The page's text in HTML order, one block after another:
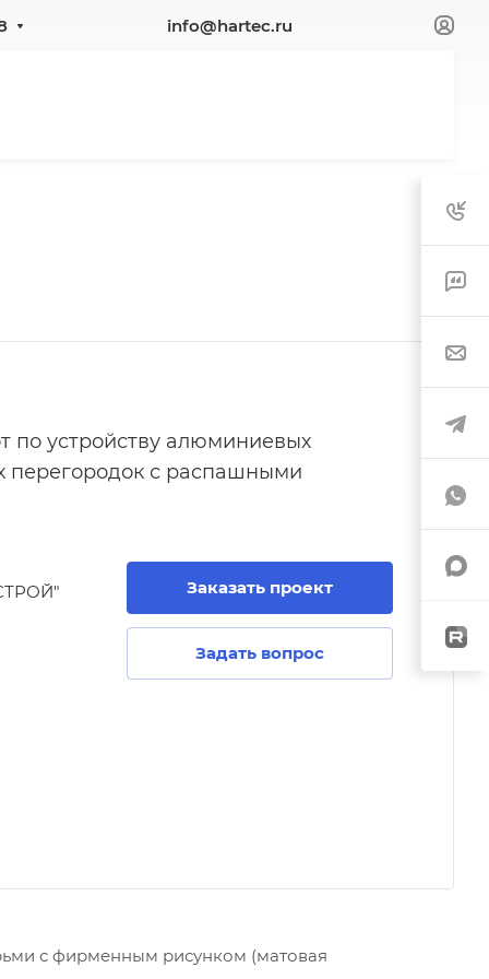
info@hartec.ru
по устройству алюминиевых
перегородок с распашными
Заказать проект
Задать вопрос
с фирменным рисунком (матовая